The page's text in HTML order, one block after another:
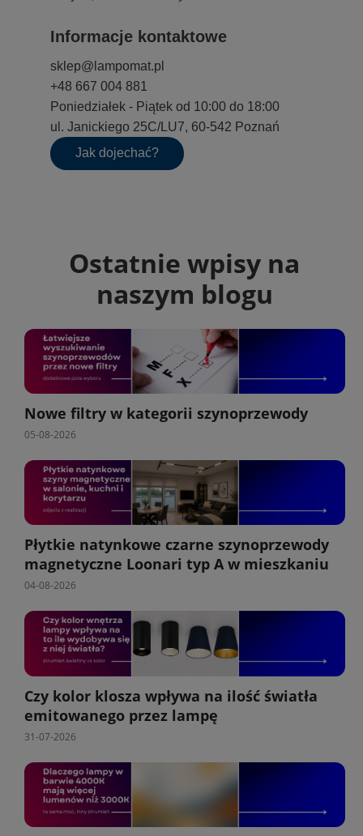
Informacje kontaktowe
sklep@lampomat.pl
+48 667 004 881
Poniedziałek - Piątek od 10:00 do 18:00
ul. Janickiego 25C/LU7, 60-542 Poznań
Jak dojechać?
Ostatnie wpisy na
naszym blogu
Nowe filtry w kategorii szynoprzewody
05-08-2026
Płytkie natynkowe czarne szynoprzewody
magnetyczne Loonari typ A w mieszkaniu
04-08-2026
Czy kolor klosza wpływa na ilość światła
emitowanego przez lampę
31-07-2026